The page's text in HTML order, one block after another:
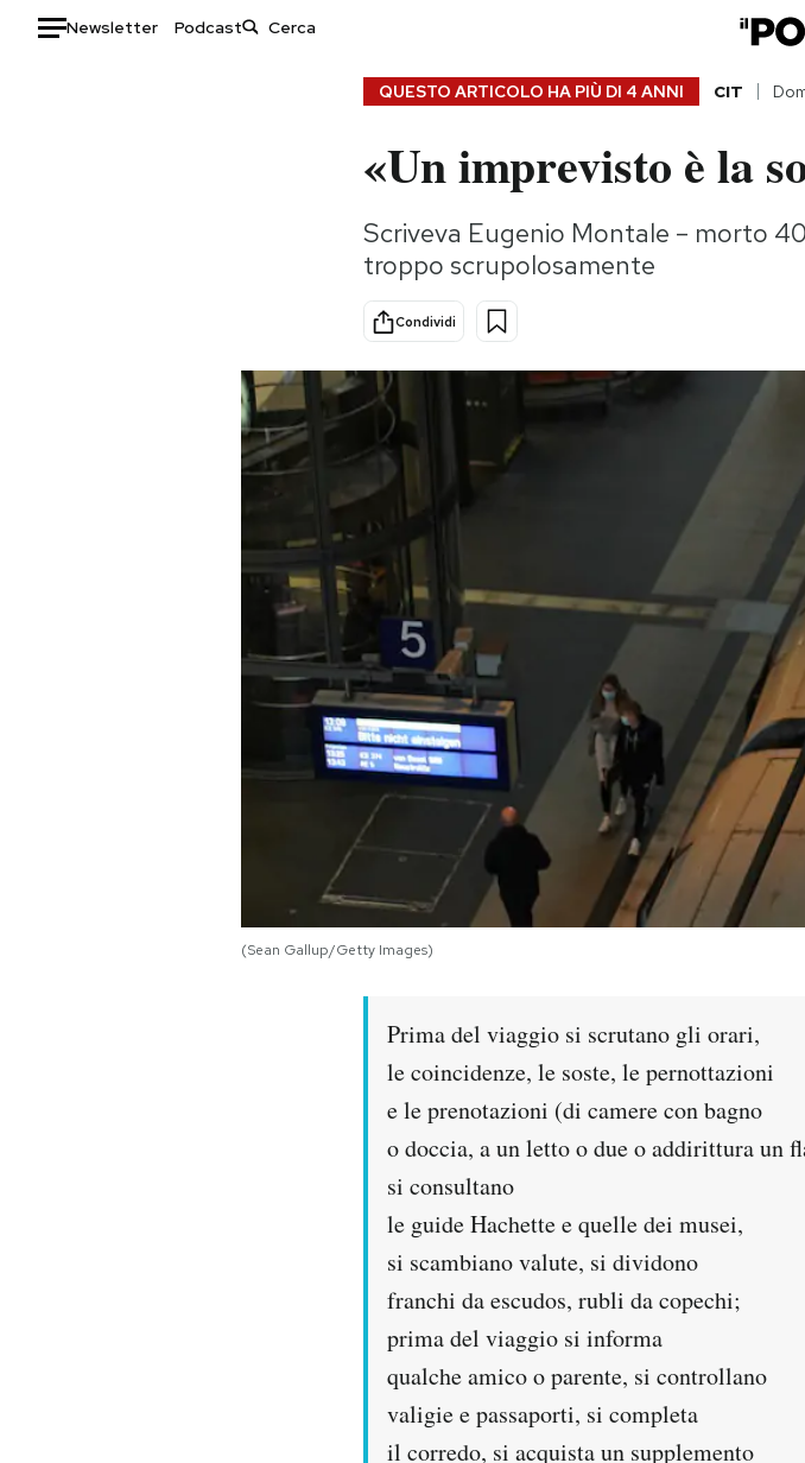
Newsletter Podcast
Consumismi
Storie/Idee
Ok Boomer!
Media
Europa
Altrecose
Mondiali calcio 2026
QUESTO ARTICOLO HA PIÙ DI 4 ANNI CIT
«Un imprevisto è la
Scriveva Eugenio Montale – morto
troppo scrupolosamente
Condividi
(Sean Gallup/Getty Images)
Prima del viaggio si scrutano gli orari,
le coincidenze, le soste, le pernottazioni
e le prenotazioni (di camere con bagno
o doccia, a un letto o due o addirittura un
si consultano
le guide Hachette e quelle dei musei,
si scambiano valute, si dividono
franchi da escudos, rubli da copechi;
prima del viaggio si informa
qualche amico o parente, si controllano
valigie e passaporti, si completa
il corredo, si acquista un supplemento